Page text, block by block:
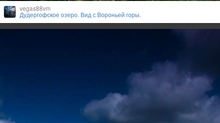
vegas88vm
Дудергофское озеро. Вид с Вороньей горы.